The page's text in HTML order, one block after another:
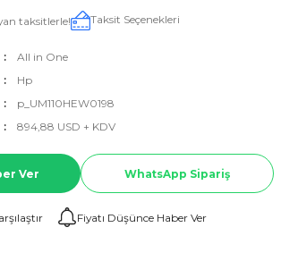
taksitlerle! Taksit Seçenekleri
All in One
Hp
p_UM110HEW0198
894,88 USD + KDV
Ver WhatsApp Sipariş
Fiyatı Düşünce Haber Ver